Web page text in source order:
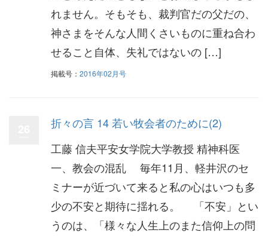
れません。そもそも、裁判官だの父だの、
神さまをそんな人間くさいものに重ね合わ
せること自体、失礼ではないの […]
掲載号： 2016年02月号
折々の言 14 若い牧会者のために(2)
工藤 信夫平安女学院大学教授 精神科医
一、教会の混乱 毎年11月、軽井沢のセ
ミナーが近づいて来ると私の心はいつも多
少の不安と期待に揺れる。 「不安」とい
うのは、「様々な人生上のまた信仰上の問